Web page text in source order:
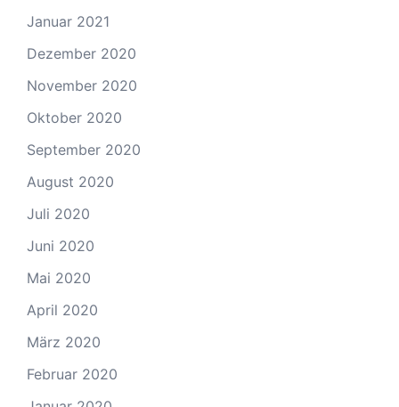
Januar 2021
Dezember 2020
November 2020
Oktober 2020
September 2020
August 2020
Juli 2020
Juni 2020
Mai 2020
April 2020
März 2020
Februar 2020